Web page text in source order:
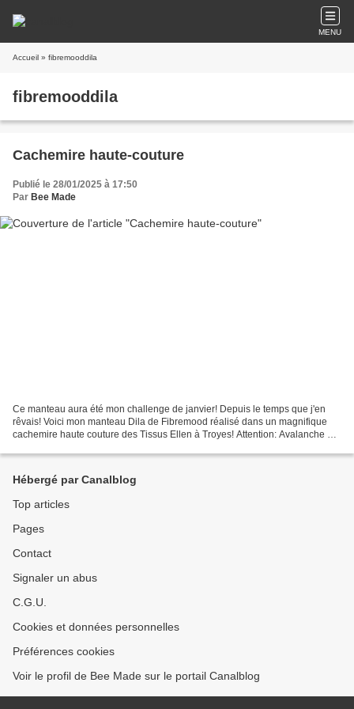
MENU
Accueil » fibremooddila
fibremooddila
Cachemire haute-couture
Publié le 28/01/2025 à 17:50
Par Bee Made
Ce manteau aura été mon challenge de janvier! Depuis le temps que j'en
rêvais! Voici mon manteau Dila de Fibremood réalisé dans un magnifique
cachemire haute couture des Tissus Ellen à Troyes! Attention: Avalanche de
Hébergé par Canalblog
Top articles
Pages
Contact
Signaler un abus
C.G.U.
Cookies et données personnelles
Préférences cookies
Voir le profil de Bee Made sur le portail Canalblog